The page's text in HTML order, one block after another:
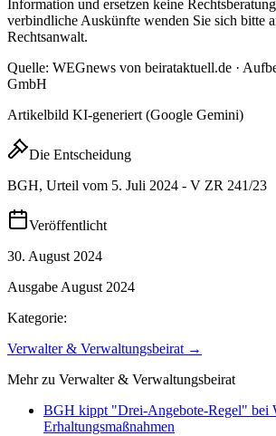
Information und ersetzen keine
verbindliche Auskünfte wenden Sie sich bitte
Rechtsanwalt.
Quelle: WEGnews von beirataktuell.de ·
GmbH
Artikelbild KI-generiert (Google Gemini)
Die Entscheidung
BGH, Urteil vom 5. Juli 2024 - V ZR 241/23
Veröffentlicht
30. August 2024
Ausgabe August 2024
Kategorie:
Verwalter & Verwaltungsbeirat →
Mehr zu Verwalter & Verwaltungsbeirat
BGH kippt "Drei-Angebote-Regel" bei
Erhaltungsmaßnahmen